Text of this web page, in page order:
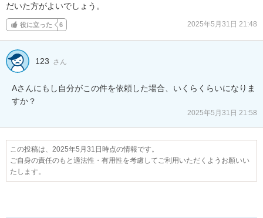
だいた方がよいでしょう。
役に立った 6 2025年5月31日 21:48
123 さん
Aさんにもし自分がこの件を依頼した場合、いくらくらいになりま
すか？
2025年5月31日 21:58
この投稿は、2025年5月31日時点の情報です。
ご自身の責任のもと適法性・有用性を考慮してご利用いただくようお願いい
たします。